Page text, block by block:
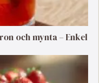
och mynta – Enkel